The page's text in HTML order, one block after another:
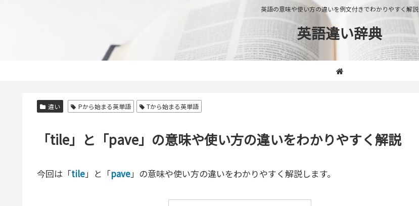
英語の意味や使い方の違いを例文付きでわかりやすく解説
英語違い辞典
違い Pから始まる英単語 Tから始まる英単語
「tile」と「pave」の意味や使い方の違いをわかりやすく解説
今回は「tile」と「pave」の意味や使い方の違いをわかりやすく解説します。